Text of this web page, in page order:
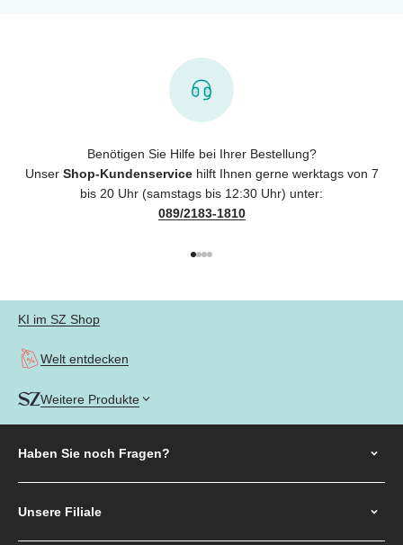
Benötigen Sie Hilfe bei Ihrer Bestellung?
Unser Shop-Kundenservicehilft Ihnen gerne werktags von 7
bis 20 Uhr (samstags bis 12:30 Uhr) unter:
089/2183-1810
KI im SZ Shop
Welt entdecken
Weitere Produkte
Haben Sie noch Fragen?
Unsere Filiale